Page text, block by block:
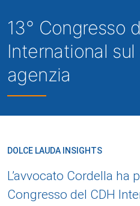
13° Congresso
International
agenzia
DOLCE LAUDA INSIGHTS
L’avvocato Cordella ha
Congresso del CDH